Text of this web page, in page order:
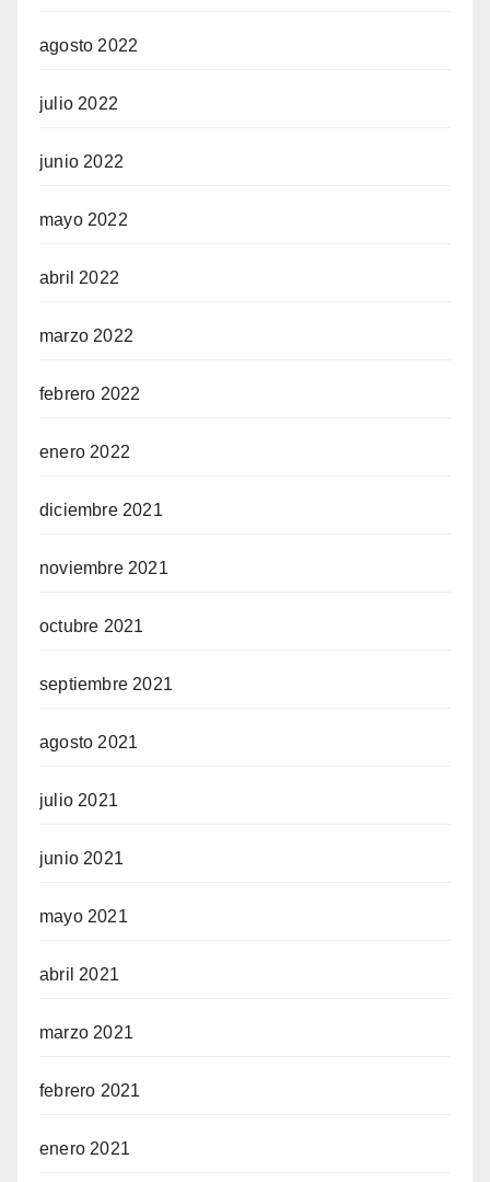
agosto 2022
julio 2022
junio 2022
mayo 2022
abril 2022
marzo 2022
febrero 2022
enero 2022
diciembre 2021
noviembre 2021
octubre 2021
septiembre 2021
agosto 2021
julio 2021
junio 2021
mayo 2021
abril 2021
marzo 2021
febrero 2021
enero 2021